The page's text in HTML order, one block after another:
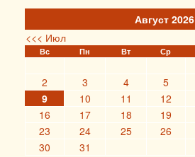
Август 2026
<<< Июл
Вс Пн Вт Ср
2
3 4 5
9
10 11 12
16
17 18 19
23
24 25 26
30
31